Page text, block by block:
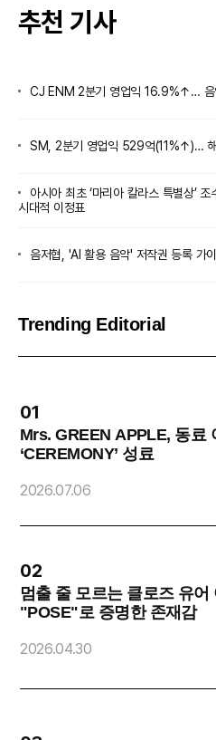
추천 기사
CJ ENM 2분기 영업익 16.9%↑… 음
SM, 2분기 영업익 529억(11%↑)… 해
아시아 최초 ‘마리아 칼라스 특별상’
시대적 이정표
음저협, 'AI 활용 음악' 저작권 등록 가
Trending Editorial
01
Mrs. GREEN APPLE, 동료
‘CEREMONY’ 성료
2026.07.06
02
멈출 줄 모르는 클로즈 유어
"POSE"로 증명한 존재감
2026.04.30